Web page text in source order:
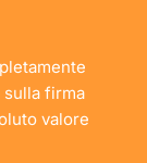
sulla firma
valore